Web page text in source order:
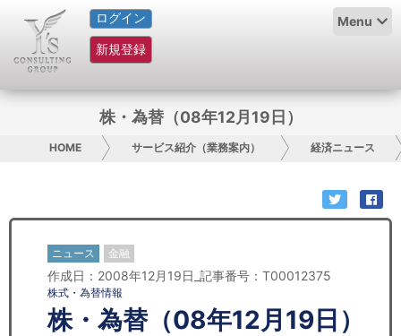
ログイン
新規登録
Menu
HOME
サービス紹介
グループ概要
日本人にPR
コンサルティング
株・為替（08年12月19日）
HOME サービス紹介（業務案内） 経済ニュース
ニュース 金融
作成日：2008年12月19日_記事番号：T00012375
株式・為替情報
株・為替（08年12月19日）